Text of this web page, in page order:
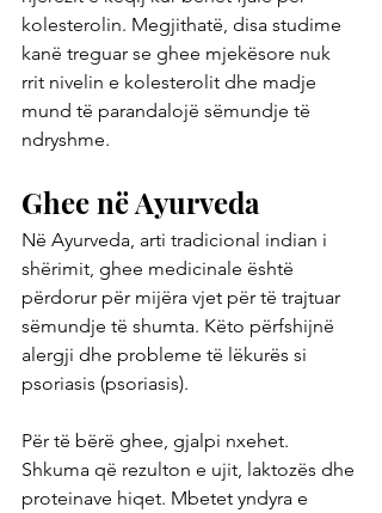
kolesterolin. Megjithatë, disa studime
kanë treguar se ghee mjekësore nuk
rrit nivelin e kolesterolit dhe madje
mund të parandalojë sëmundje të
ndryshme.
Ghee në Ayurveda
Në Ayurveda, arti tradicional indian i
shërimit, ghee medicinale është
përdorur për mijëra vjet për të trajtuar
sëmundje të shumta. Këto përfshijnë
alergji dhe probleme të lëkurës si
psoriasis (psoriasis).
Për të bërë ghee, gjalpi nxehet.
Shkuma që rezulton e ujit, laktozës dhe
proteinave hiqet. Mbetet yndyra e